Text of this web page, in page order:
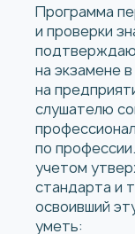
Программа
и проверки
на экзамене
на
слушателю
по
учетом
стандарта и
освоивший
уметь: